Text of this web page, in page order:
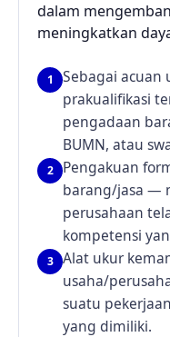
dalam
meningkatkan
1
Sebagai
prakualifikasi
pengadaan
BUMN, atau
2
Pengakuan
barang/jasa —
perusahaan
kompetensi
3
Alat ukur
usaha/
suatu
yang dimiliki.